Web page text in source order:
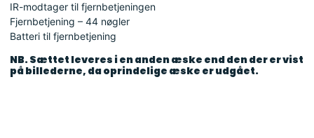
IR-modtager til fjernbetjeningen
Fjernbetjening – 44 nøgler
Batteri til fjernbetjening
NB. Sættet leveres i en anden æske end den der er vist
på billederne, da oprindelige æske er udgået.